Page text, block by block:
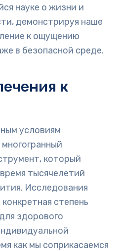
науке о жизни и
демонстрируя наше
к ощущению
в безопасной среде.
к
условиям
который
тысячелетий
Исследования
степень
здорового
как мы соприкасаемся